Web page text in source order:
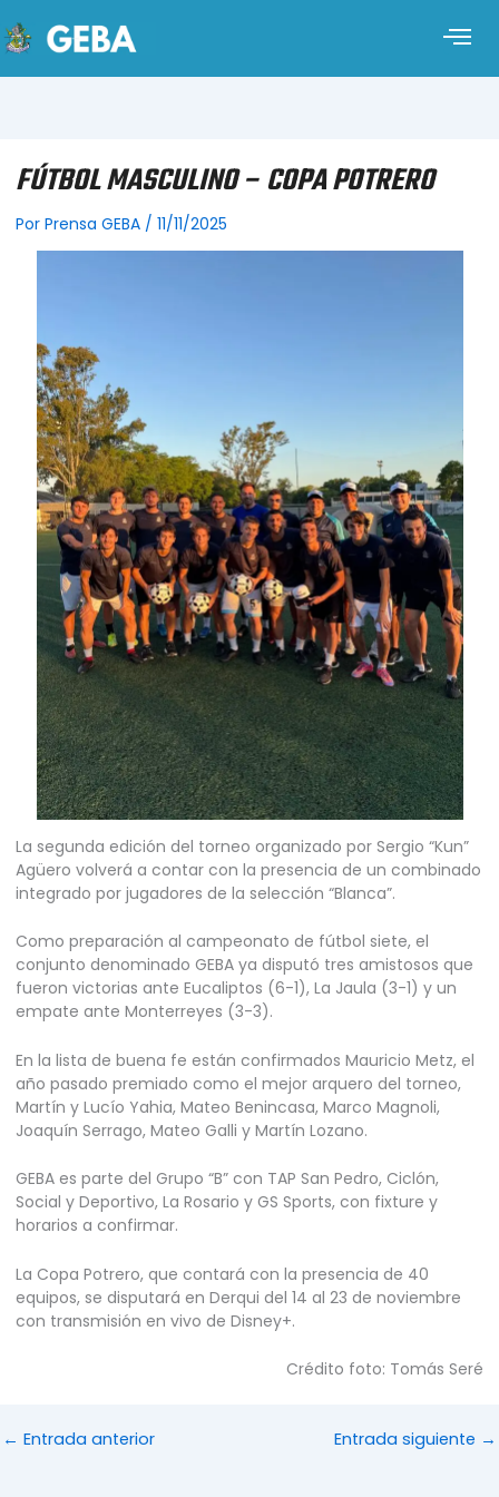
FÚTBOL MASCULINO – COPA POTRERO
Por Prensa GEBA / 11/11/2025
La segunda edición del torneo organizado por Sergio “Kun”
Agüero volverá a contar con la presencia de un combinado
integrado por jugadores de la selección “Blanca”.
Como preparación al campeonato de fútbol siete, el
conjunto denominado GEBA ya disputó tres amistosos que
fueron victorias ante Eucaliptos (6-1), La Jaula (3-1) y un
empate ante Monterreyes (3-3).
En la lista de buena fe están confirmados Mauricio Metz, el
año pasado premiado como el mejor arquero del torneo,
Martín y Lucío Yahia, Mateo Benincasa, Marco Magnoli,
Joaquín Serrago, Mateo Galli y Martín Lozano.
GEBA es parte del Grupo “B” con TAP San Pedro, Ciclón,
Social y Deportivo, La Rosario y GS Sports, con fixture y
horarios a confirmar.
La Copa Potrero, que contará con la presencia de 40
equipos, se disputará en Derqui del 14 al 23 de noviembre
con transmisión en vivo de Disney+.
Crédito foto: Tomás Seré
← Entrada anterior Entrada siguiente →